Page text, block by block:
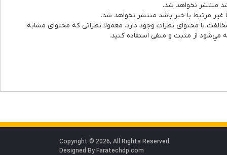
منتشر نخواهد شد.
غیر مرتبط با خبر باشد منتشر نخواهد شد.
با محتوای نظرات وجود دارد، معمولا نظراتی که محتوای مشابه
مي‌شود از مثبت و منفی استفاده کنید.
Copyright © 2026, All Rights Reserved
Designed ByFaratechdp.com